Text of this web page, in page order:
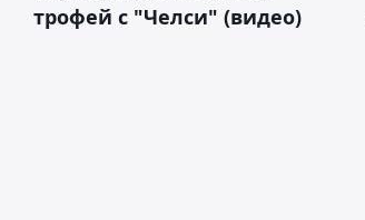
трофей с "Челси" (видео)